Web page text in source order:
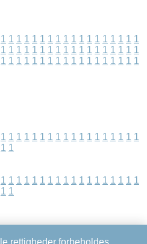
1 1 1 1 1 1 1 1 1 1 1 1 1 1 1 1 1 1
1 1 1 1 1 1 1 1 1 1 1 1 1 1 1 1 1 1
1 1 1 1 1 1 1 1 1 1 1 1 1 1 1 1 1 1
1 1 1 1 1 1 1 1 1 1 1 1 1 1 1 1 1 1
1 1
1 1 1 1 1 1 1 1 1 1 1 1 1 1 1 1 1 1
1 1